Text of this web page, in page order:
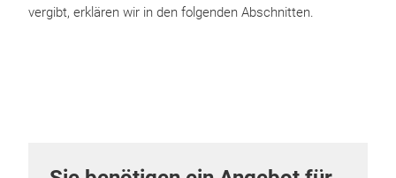
vergibt, erklären wir in den folgenden Abschnitten.